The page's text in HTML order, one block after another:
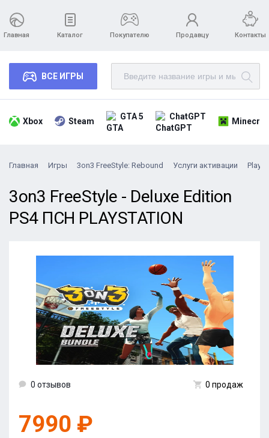
Главная Каталог Покупателю Продавцу Контакты
ВСЕ ИГРЫ
Xbox Steam GTA 5 ChatGPT
Главная Игры 3on3 FreeStyle: Rebound Услуги активации
3on3 FreeStyle - Deluxe Edition
PS4 ПСН PLAYSTATION
0 отзывов 0 продаж
7990 ₽